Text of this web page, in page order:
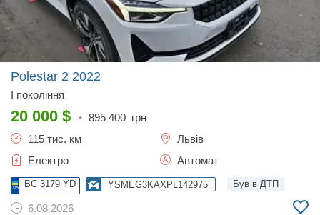
Polestar 2 2022
I покоління
20 000 $ • 895 400 грн
115 тис. км
Львів
Електро
Автомат
BC 3179 YD YSMEG3KAXPL142975 Був в ДТП
6.08.2026